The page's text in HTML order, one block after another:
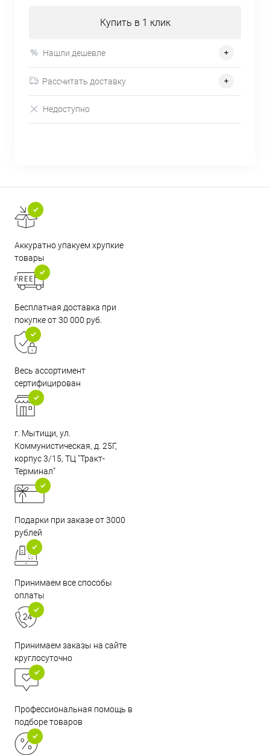
Купить в 1 клик
Нашли дешевле
Рассчитать доставку
Недоступно
Аккуратно упакуем хрупкие
товары
Бесплатная доставка при
покупке от 30 000 руб.
Весь ассортимент
сертифицирован
г. Мытищи, ул.
Коммунистическая, д. 25Г,
корпус 3/15, ТЦ "Тракт-
Терминал"
Подарки при заказе от 3000
рублей
Принимаем все способы
оплаты
Принимаем заказы на сайте
круглосуточно
Профессиональная помощь в
подборе товаров